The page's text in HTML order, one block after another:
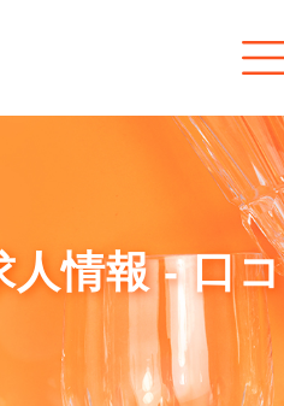
情報 - 口コ